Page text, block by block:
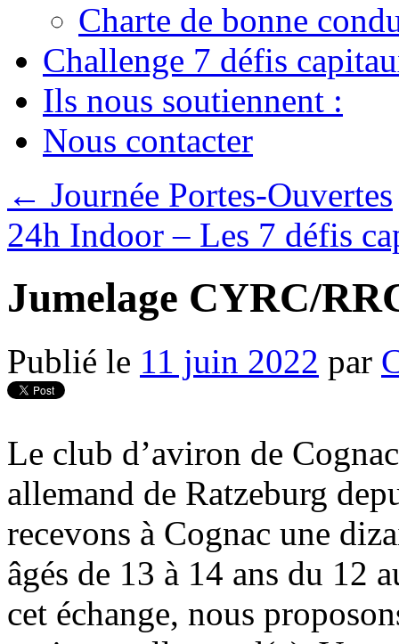
Charte de bonne
Challenge 7 défis
Ils nous soutiennent :
Nous contacter
← Journée Portes-Ouvertes
24h Indoor – Les 7 défis
Jumelage CYRC/
Publié le 11 juin 2022 par
Le club d’aviron de
allemand de Ratzeburg
recevons à Cognac une
âgés de 13 à 14 ans du 12
cet échange, nous